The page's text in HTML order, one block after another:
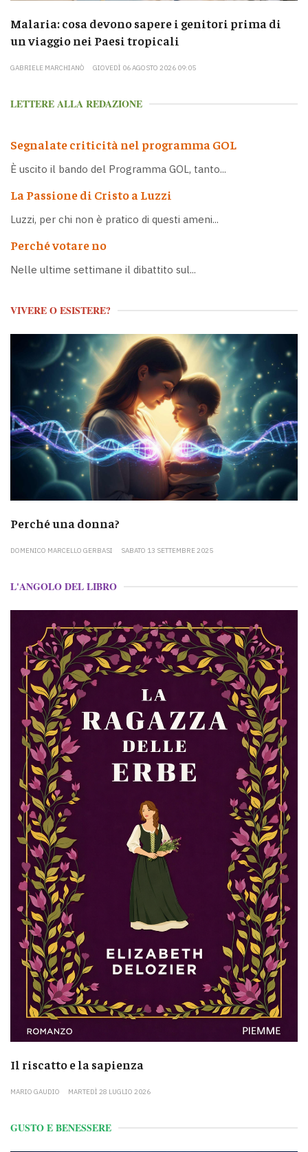
Malaria: cosa devono sapere i genitori prima di
un viaggio nei Paesi tropicali
GABRIELE MARCHIANÒ GIOVEDÌ 06 AGOSTO 2026 09:05
LETTERE ALLA REDAZIONE
Segnalate criticità nel programma GOL
È uscito il bando del Programma GOL, tanto...
La Passione di Cristo a Luzzi
Luzzi, per chi non è pratico di questi ameni...
Perché votare no
Nelle ultime settimane il dibattito sul...
VIVERE O ESISTERE?
Perché una donna?
DOMENICO MARCELLO GERBASI SABATO 13 SETTEMBRE 2025
L'ANGOLO DEL LIBRO
Il riscatto e la sapienza
MARIO GAUDIO MARTEDÌ 28 LUGLIO 2026
GUSTO E BENESSERE